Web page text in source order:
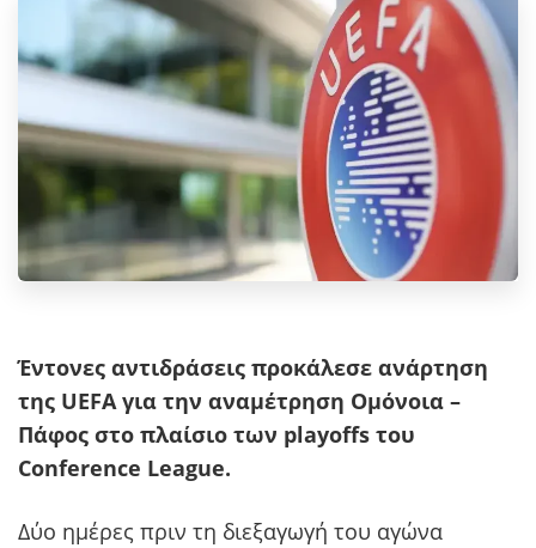
Έντονες αντιδράσεις προκάλεσε ανάρτηση
της UEFA για την αναμέτρηση Ομόνοια –
Πάφος στο πλαίσιο των playoffs του
Conference League.
Δύο ημέρες πριν τη διεξαγωγή του αγώνα